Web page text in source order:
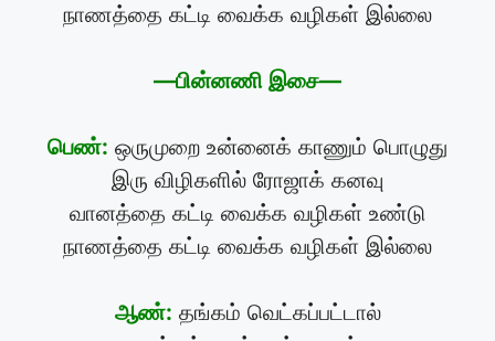
நாணத்தை கட்டி வைக்க வழிகள் இல்லை
—பின்னணி இசை—
பெண்: ஒருமுறை உன்னைக் காணும் பொழுது
இரு விழிகளில் ரோஜாக் கனவு
வானத்தை கட்டி வைக்க வழிகள் உண்டு
நாணத்தை கட்டி வைக்க வழிகள் இல்லை
ஆண்: தங்கம் வெட்கப்பட்டால்